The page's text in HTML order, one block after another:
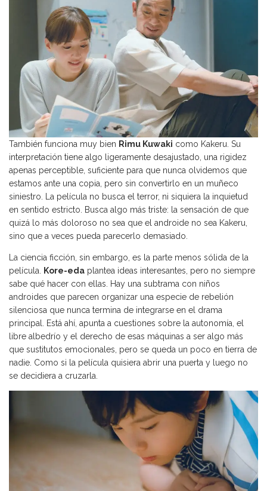
También funciona muy bien Rimu Kuwaki como Kakeru. Su
interpretación tiene algo ligeramente desajustado, una rigidez
apenas perceptible, suficiente para que nunca olvidemos que
estamos ante una copia, pero sin convertirlo en un muñeco
siniestro. La película no busca el terror, ni siquiera la inquietud
en sentido estricto. Busca algo más triste: la sensación de que
quizá lo más doloroso no sea que el androide no sea Kakeru,
sino que a veces pueda parecerlo demasiado.
La ciencia ficción, sin embargo, es la parte menos sólida de la
película.
Kore-eda plantea ideas interesantes, pero no siempre
sabe qué hacer con ellas. Hay una subtrama con niños
androides que parecen organizar una especie de rebelión
silenciosa que nunca termina de integrarse en el drama
principal. Está ahí, apunta a cuestiones sobre la autonomía, el
libre albedrío y el derecho de esas máquinas a ser algo más
que sustitutos emocionales, pero se queda un poco en tierra de
nadie. Como si la película quisiera abrir una puerta y luego no
se decidiera a cruzarla.